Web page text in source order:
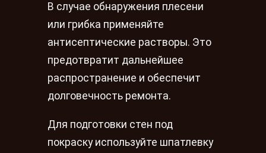
В случае обнаружения плесени
или грибка применяйте
антисептические растворы. Это
предотвратит дальнейшее
распространение и обеспечит
долговечность ремонта.
Для подготовки стен под
покраску используйте шпатлевку